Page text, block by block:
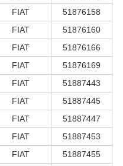
FIAT
51876158
FIAT
51876160
FIAT
51876166
FIAT
51876169
FIAT
51887443
FIAT
51887445
FIAT
51887447
FIAT
51887453
FIAT
51887455